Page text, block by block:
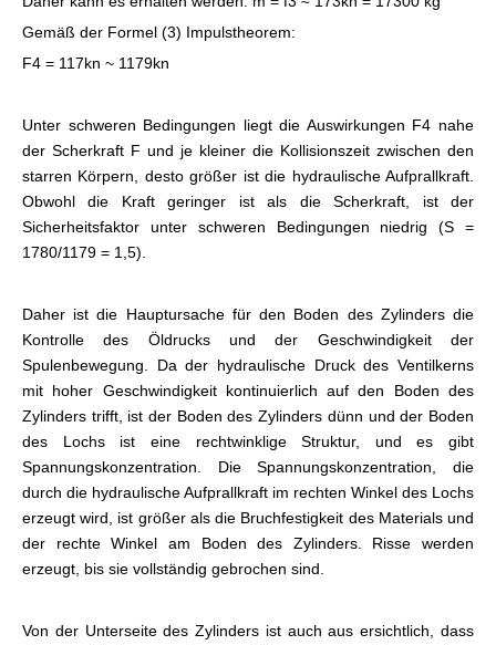
Gemäß der Formel (3) Impulstheorem:
F4 = 117kn ~ 1179kn
Unter schweren Bedingungen liegt die Auswirkungen F4 nahe
der Scherkraft F und je kleiner die Kollisionszeit zwischen den
starren Körpern, desto größer ist die hydraulische Aufprallkraft.
Obwohl die Kraft geringer ist als die Scherkraft, ist der
Sicherheitsfaktor unter schweren Bedingungen niedrig (S =
1780/1179 = 1,5).
Daher ist die Hauptursache für den Boden des Zylinders die
Kontrolle des Öldrucks und der Geschwindigkeit der
Spulenbewegung. Da der hydraulische Druck des Ventilkerns
mit hoher Geschwindigkeit kontinuierlich auf den Boden des
Zylinders trifft, ist der Boden des Zylinders dünn und der Boden
des Lochs ist eine rechtwinklige Struktur, und es gibt
Spannungskonzentration. Die Spannungskonzentration, die
durch die hydraulische Aufprallkraft im rechten Winkel des Lochs
erzeugt wird, ist größer als die Bruchfestigkeit des Materials und
der rechte Winkel am Boden des Zylinders. Risse werden
erzeugt, bis sie vollständig gebrochen sind.
Von der Unterseite des Zylinders ist auch aus ersichtlich, dass